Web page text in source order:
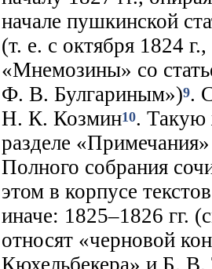
начале пушкинской
(т. е. с октября 1824
«Мнемозины» со
Ф. В. Булгариным»)9.
Н. К. Козмин10. Такую
разделе
Полного собрания
этом в корпусе
иначе: 1825–1826 гг.
относят «черновой
Кюхельбекера» и Б.